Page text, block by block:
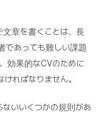
文章を書くことは、長
であっても難しい課題
効果的なCVのために
ればなりません。
いいくつかの規則があ